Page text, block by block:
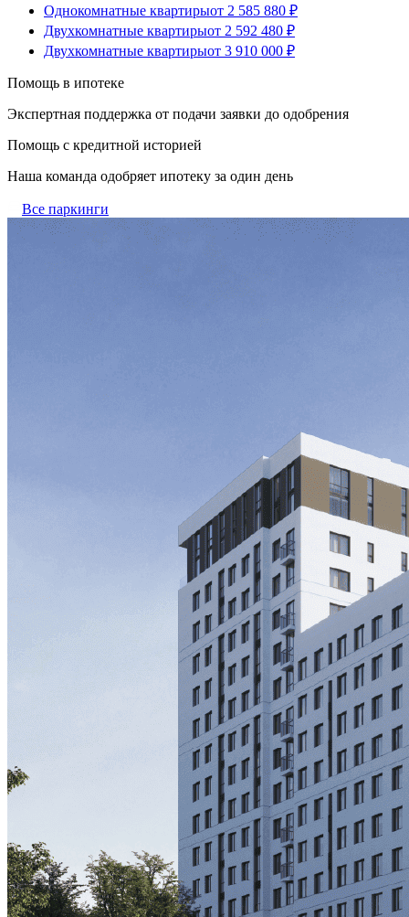
Однокомнатные квартирыот 2 585 880 ₽
Двухкомнатные квартирыот 2 592 480 ₽
Двухкомнатные квартирыот 3 910 000 ₽
Помощь в ипотеке
Экспертная поддержка от подачи заявки до одобрения
Помощь с кредитной историей
Наша команда одобряет ипотеку за один день
Все паркинги